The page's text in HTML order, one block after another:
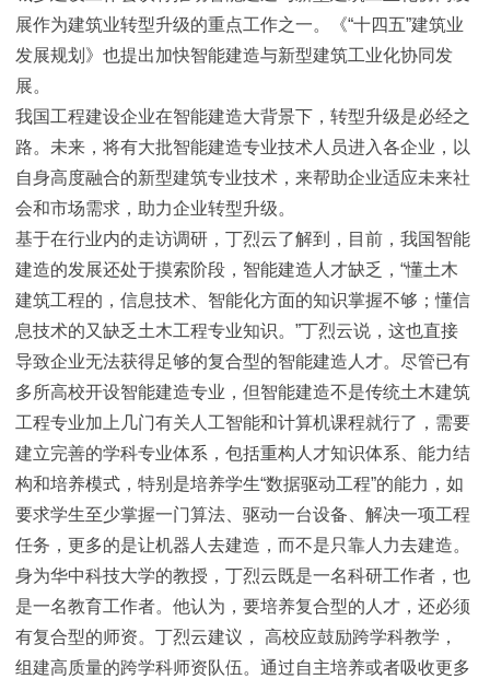
展作为建筑业转型升级的重点工作之一。《“十四五”建筑业
发展规划》也提出加快智能建造与新型建筑工业化协同发
展。
我国工程建设企业在智能建造大背景下，转型升级是必经之
路。未来，将有大批智能建造专业技术人员进入各企业，以
自身高度融合的新型建筑专业技术，来帮助企业适应未来社
会和市场需求，助力企业转型升级。
基于在行业内的走访调研，丁烈云了解到，目前，我国智能
建造的发展还处于摸索阶段，智能建造人才缺乏，“懂土木
建筑工程的，信息技术、智能化方面的知识掌握不够；懂信
息技术的又缺乏土木工程专业知识。”丁烈云说，这也直接
导致企业无法获得足够的复合型的智能建造人才。尽管已有
多所高校开设智能建造专业，但智能建造不是传统土木建筑
工程专业加上几门有关人工智能和计算机课程就行了，需要
建立完善的学科专业体系，包括重构人才知识体系、能力结
构和培养模式，特别是培养学生“数据驱动工程”的能力，如
要求学生至少掌握一门算法、驱动一台设备、解决一项工程
任务，更多的是让机器人去建造，而不是只靠人力去建造。
身为华中科技大学的教授，丁烈云既是一名科研工作者，也
是一名教育工作者。他认为，要培养复合型的人才，还必须
有复合型的师资。丁烈云建议， 高校应鼓励跨学科教学，
组建高质量的跨学科师资队伍。通过自主培养或者吸收更多